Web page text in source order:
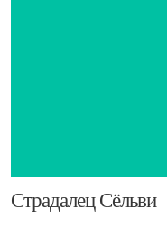
​Страдалец Сёльви